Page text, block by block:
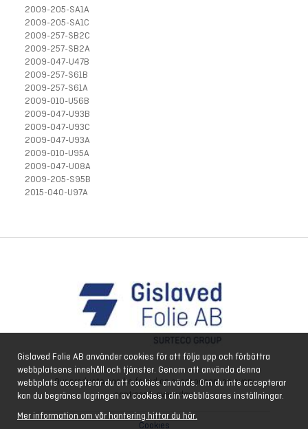
Gislaved Folie AB använder cookies för att följa upp och förbättra
webbplatsens innehåll och tjänster. Genom att använda denna
webbplats accepterar du att cookies används. Om du inte accepterar
kan du begränsa lagringen av cookies i din webbläsares inställningar.
Mer information om vår hantering hittar du här.
2009-205-SA1A
2009-205-SA1C
2009-257-SB2C
2009-257-SB2A
2009-047-U47B
2009-257-S61B
2009-257-S61A
2009-010-U56B
2009-047-U93B
2009-047-U93C
2009-047-U93A
2009-010-U95A
2009-047-U08A
2009-205-S95B
2015-040-U97A
Our products can be found on every ocean, on every
continent, every day.
Cookies